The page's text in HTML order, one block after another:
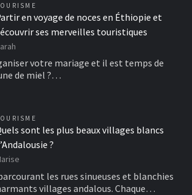
en voyage de noces en Éthiopie et
ses merveilles touristiques
votre mariage et il est temps de
de miel ?…
sont les plus beaux villages blancs
?
les rues sinueuses et blanchies
villages andalous. Chaque…